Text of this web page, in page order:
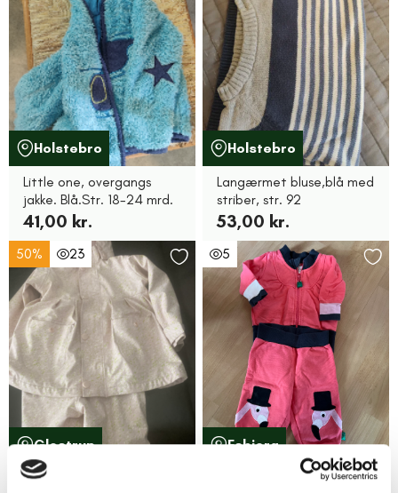
Holstebro
Little one, overgangs
jakke. Blå.Str. 18-24 mrd.
41,00 kr.
Holstebro
Langærmet bluse,blå med
striber, str. 92
53,00 kr.
50% 23
Glostrup
Pink Flyverdragt med
5
Esbjerg
Sæt med flamingoer str